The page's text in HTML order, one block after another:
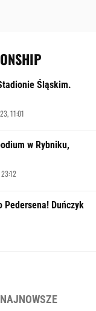
Śląskim.
11:01
w Rybniku,
Pedersena! Duńczyk
NAJNOWSZE